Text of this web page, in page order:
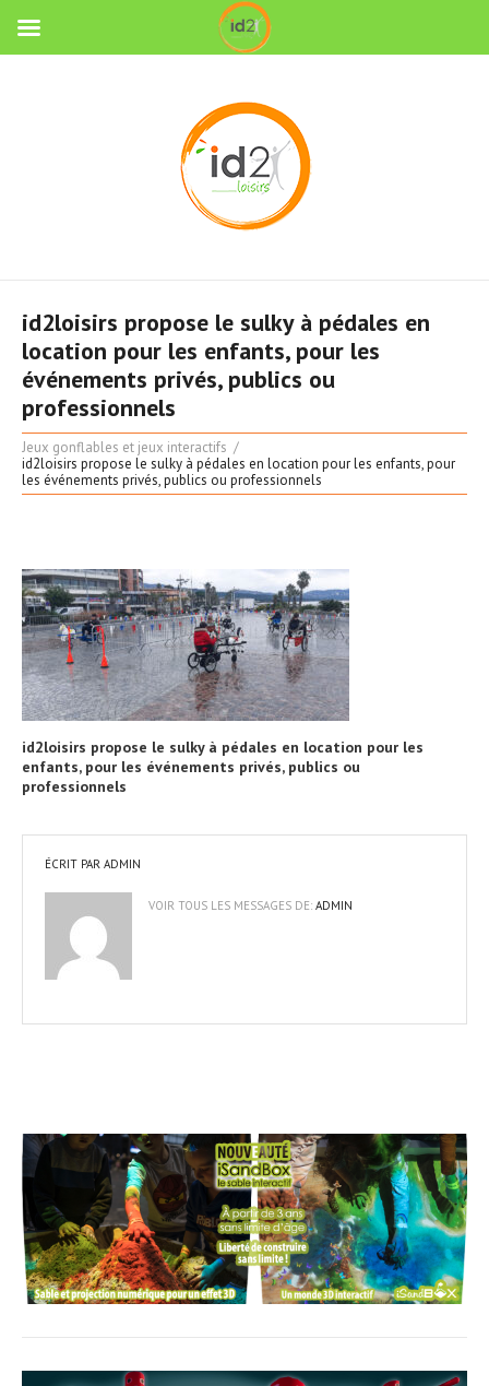
id2loisirs propose le sulky à pédales en
location pour les enfants, pour les
événements privés, publics ou
professionnels
Jeux gonflables et jeux interactifs
id2loisirs propose le sulky à pédales en location pour les enfants, pour
les événements privés, publics ou professionnels
id2loisirs propose le sulky à pédales en location pour les
enfants, pour les événements privés, publics ou
professionnels
ÉCRIT PAR ADMIN
VOIR TOUS LES MESSAGES DE: ADMIN